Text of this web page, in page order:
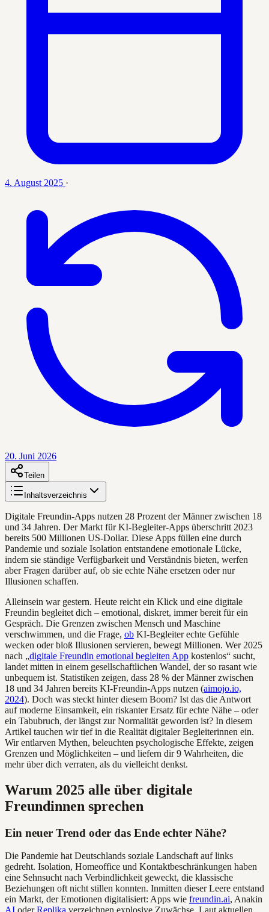
4. August 2025 ·
20. Juni 2026
Teilen
Inhaltsverzeichnis
Digitale Freundin-Apps nutzen 28 Prozent der Männer zwischen 18
und 34 Jahren. Der Markt für KI-Begleiter-Apps überschritt 2023
bereits 500 Millionen US-Dollar. Diese Apps füllen eine durch
Pandemie und soziale Isolation entstandene emotionale Lücke,
indem sie ständige Verfügbarkeit und Verständnis bieten, werfen
aber Fragen darüber auf, ob sie echte Nähe ersetzen oder nur
Illusionen schaffen.
Alleinsein war gestern. Heute reicht ein Klick und eine digitale
Freundin begleitet dich – emotional, diskret, immer bereit für ein
Gespräch. Die Grenzen zwischen Mensch und Maschine
verschwimmen, und die Frage, ob KI-Begleiter echte Gefühle
wecken oder bloß Illusionen servieren, bewegt Millionen. Wer 2025
nach „digitale Freundin emotional begleiten App kostenlos“ sucht,
landet mitten in einem gesellschaftlichen Wandel, der so rasant wie
unbequem ist. Statistiken zeigen, dass 28 % der Männer zwischen
18 und 34 Jahren bereits KI-Freundin-Apps nutzen (aimojo.io,
2024). Doch was steckt hinter diesem Boom? Ist das die Antwort
auf moderne Einsamkeit, ein riskanter Ersatz für echte Nähe – oder
ein Tabubruch, der längst zur Normalität geworden ist? In diesem
Artikel tauchen wir tief in die Realität digitaler Begleiterinnen ein.
Wir entlarven Mythen, beleuchten psychologische Effekte, zeigen
Grenzen und Möglichkeiten – und liefern dir 9 Wahrheiten, die
mehr über dich verraten, als du vielleicht denkst.
Warum 2025 alle über digitale
Freundinnen sprechen
Ein neuer Trend oder das Ende echter Nähe?
Die Pandemie hat Deutschlands soziale Landschaft auf links
gedreht. Isolation, Homeoffice und Kontaktbeschränkungen haben
eine Sehnsucht nach Verbindlichkeit geweckt, die klassische
Beziehungen oft nicht stillen konnten. Inmitten dieser Leere entstand
ein Markt, der Emotionen digitalisiert: Apps wie freundin.ai, Anakin